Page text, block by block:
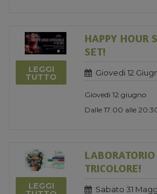
LEGGI
TUTTO
HAPPY HOUR
SET!
Giovedi 12
Giovedì 12 giugno
Dalle 17:00 alle
LEGGI
TRICOLORE!
Sabato 31